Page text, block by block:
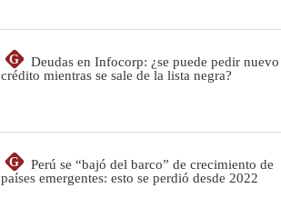
G
Deudas en Infocorp: ¿se puede pedir nuevo
crédito mientras se sale de la lista negra?
G
Perú se “bajó del barco” de crecimiento de
países emergentes: esto se perdió desde 2022